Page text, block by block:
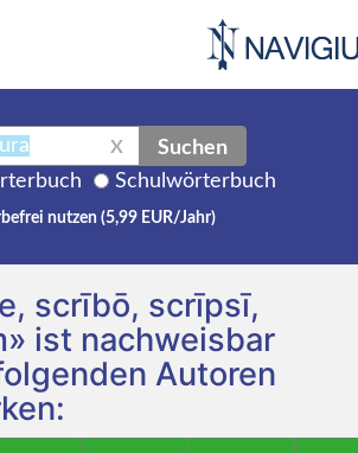
X Suchen
Schulwörterbuch
nutzen (5,99 EUR/Jahr)
scrībō, scrīpsī,
ist nachweisbar
Autoren